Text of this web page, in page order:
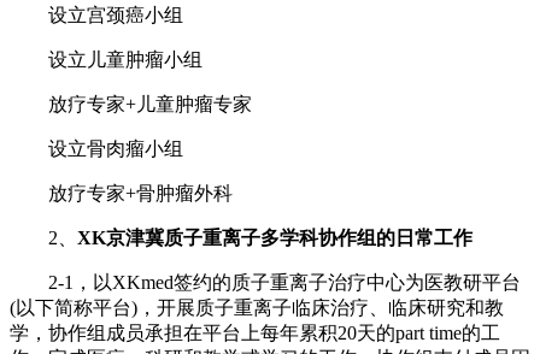
设立宫颈癌小组
设立儿童肿瘤小组
放疗专家+儿童肿瘤专家
设立骨肉瘤小组
放疗专家+骨肿瘤外科
2、 XK京津冀质子重离子多学科协作组的日常工作
2-1，以XKmed签约的质子重离子治疗中心为医教研平台
(以下简称平台)，开展质子重离子临床治疗、临床研究和教
学，协作组成员承担在平台上每年累积20天的part time的工